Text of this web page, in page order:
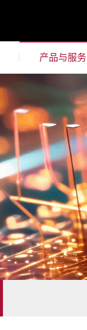
产品与服务